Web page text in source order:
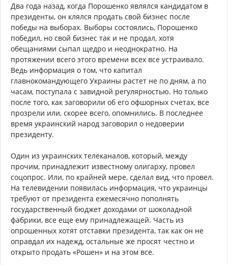
Два года назад, когда Порошенко являлся кандидатом в
президенты, он клялся продать свой бизнес после
победы на выборах. Выборы состоялись, Порошенко
победил, но свой бизнес так и не продал, хотя
обещаниями сыпал щедро и неоднократно. На
протяжении всего этого времени всех все устраивало.
Ведь информация о том, что капитал
главнокомандующего Украины растет не по дням, а по
часам, поступала с завидной регулярностью. Но только
после того, как заговорили об его офшорных счетах, все
прозрели или, скорее всего, опомнились. В последнее
время украинский народ заговорил о недоверии
президенту.
Один из украинских телеканалов, который, между
прочим, принадлежит известному олигарху, провел
соцопрос. Или, по крайней мере, сделал вид, что провел.
На телевидении появилась информация, что украинцы
требуют от президента ежемесячно пополнять
государственный бюджет доходами от шоколадной
фабрики, все еще ему принадлежащей. Часть из
опрошенных хотят отставки президента, так как он не
оправдал их надежд, остальные же просят честно и
открыто продать «Рошен» и на этом все.